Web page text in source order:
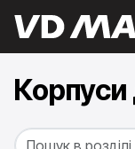
Корпуси